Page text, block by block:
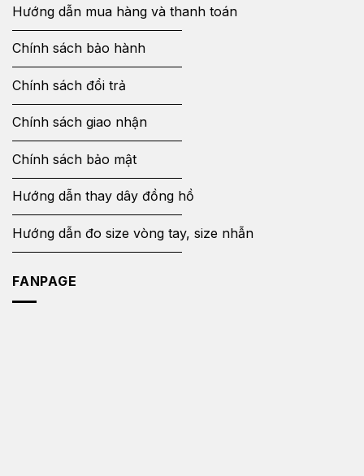
Hướng dẫn mua hàng và thanh toán
Chính sách bảo hành
Chính sách đổi trả
Chính sách giao nhận
Chính sách bảo mật
Hướng dẫn thay dây đồng hồ
Hướng dẫn đo size vòng tay, size nhẫn
FANPAGE